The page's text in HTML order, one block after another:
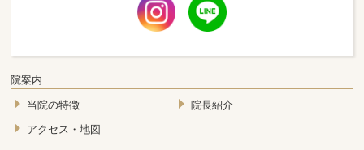
院案内
当院の特徴
院長紹介
アクセス・地図